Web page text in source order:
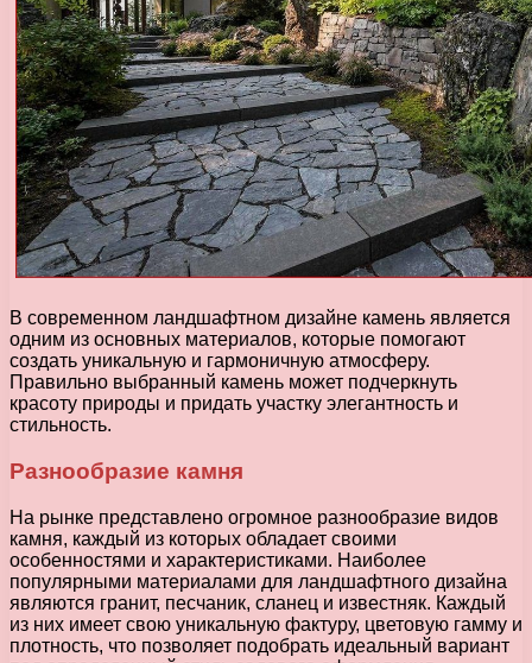
В современном ландшафтном дизайне камень является
одним из основных материалов, которые помогают
создать уникальную и гармоничную атмосферу.
Правильно выбранный камень может подчеркнуть
красоту природы и придать участку элегантность и
стильность.
Разнообразие камня
На рынке представлено огромное разнообразие видов
камня, каждый из которых обладает своими
особенностями и характеристиками. Наиболее
популярными материалами для ландшафтного дизайна
являются гранит, песчаник, сланец и известняк. Каждый
из них имеет свою уникальную фактуру, цветовую гамму и
плотность, что позволяет подобрать идеальный вариант